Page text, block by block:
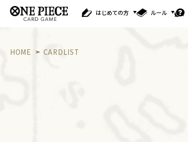
はじめての方 ルール
HOME CARDLIST